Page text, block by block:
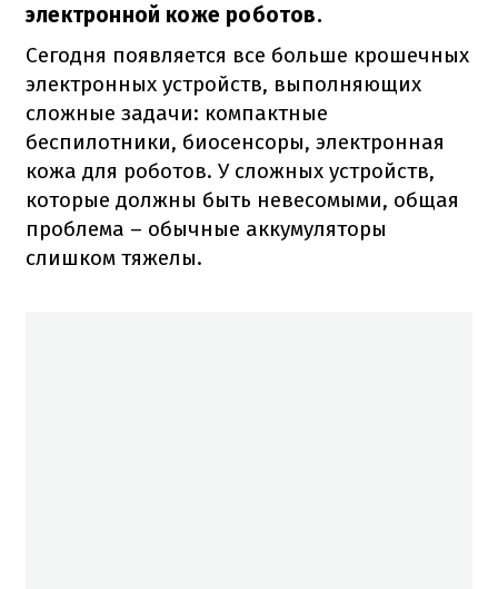
электронной коже роботов.
Сегодня появляется все больше крошечных
электронных устройств, выполняющих
сложные задачи: компактные
беспилотники, биосенсоры, электронная
кожа для роботов. У сложных устройств,
которые должны быть невесомыми, общая
проблема – обычные аккумуляторы
слишком тяжелы.